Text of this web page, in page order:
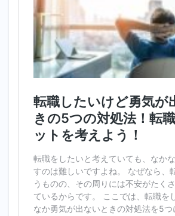
いる！
転職の
ときの
面接ポ
イント
3.1
に転
職！】
採用者
が見る
ポイン
ぜこの
会社を
選んだ
のか
3.2